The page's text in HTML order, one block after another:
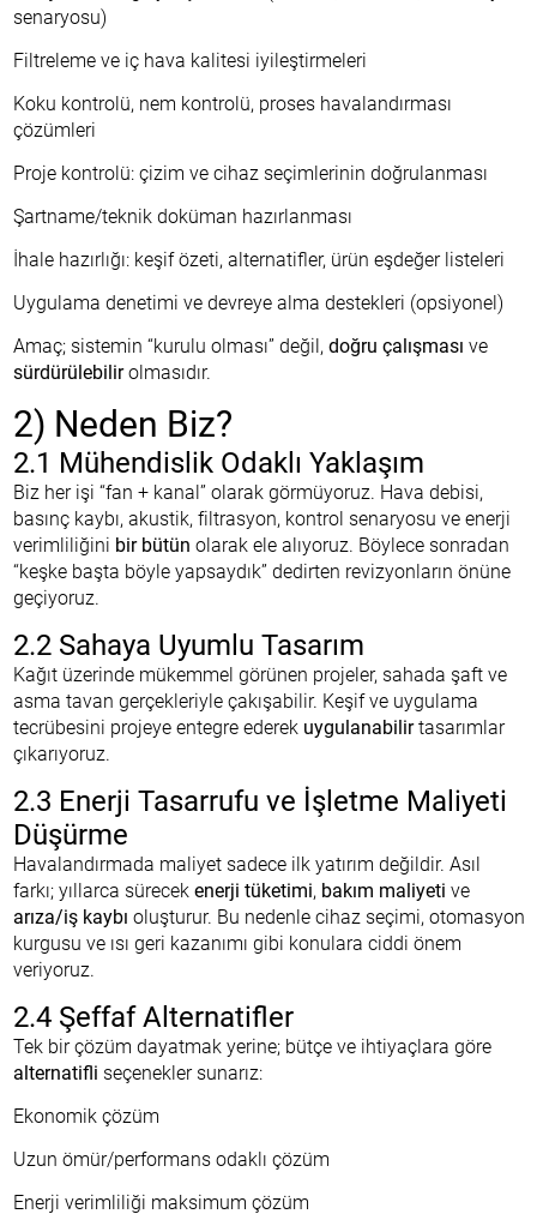
senaryosu)
Filtreleme ve iç hava kalitesi iyileştirmeleri
Koku kontrolü, nem kontrolü, proses havalandırması
çözümleri
Proje kontrolü: çizim ve cihaz seçimlerinin doğrulanması
Şartname/teknik doküman hazırlanması
İhale hazırlığı: keşif özeti, alternatifler, ürün eşdeğer listeleri
Uygulama denetimi ve devreye alma destekleri (opsiyonel)
Amaç; sistemin “kurulu olması” değil, doğru çalışması ve
sürdürülebilirolmasıdır.
2) Neden Biz?
2.1 Mühendislik Odaklı Yaklaşım
Biz her işi “fan + kanal” olarak görmüyoruz. Hava debisi,
basınç kaybı, akustik, filtrasyon, kontrol senaryosu ve enerji
verimliliğini bir bütün olarak ele alıyoruz. Böylece sonradan
“keşke başta böyle yapsaydık” dedirten revizyonların önüne
geçiyoruz.
2.2 Sahaya Uyumlu Tasarım
Kağıt üzerinde mükemmel görünen projeler, sahada şaft ve
asma tavan gerçekleriyle çakışabilir. Keşif ve uygulama
tecrübesini projeye entegre ederek uygulanabilirtasarımlar
çıkarıyoruz.
2.3 Enerji Tasarrufu ve İşletme Maliyeti
Düşürme
Havalandırmada maliyet sadece ilk yatırım değildir. Asıl
farkı; yıllarca sürecek enerji tüketimi, bakım maliyeti ve
arıza/iş kaybı oluşturur. Bu nedenle cihaz seçimi, otomasyon
kurgusu ve ısı geri kazanımı gibi konulara ciddi önem
veriyoruz.
2.4 Şeffaf Alternatifler
Tek bir çözüm dayatmak yerine; bütçe ve ihtiyaçlara göre
alternatifli seçenekler sunarız:
Ekonomik çözüm
Uzun ömür/performans odaklı çözüm
Enerji verimliliği maksimum çözüm